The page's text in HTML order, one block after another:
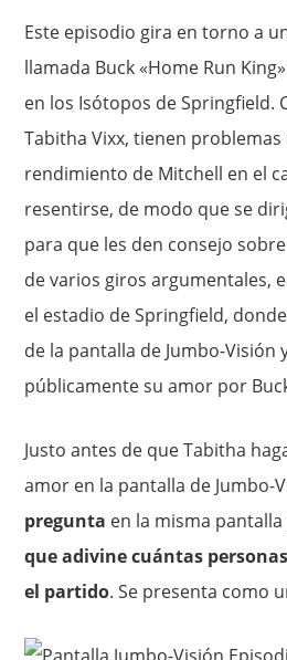
Este episodio gira en torno a
llamada Buck «Home Run
en los Isótopos de Springfield.
Tabitha Vixx, tienen
rendimiento de Mitchell en el
resentirse, de modo que se
para que les den consejo
de varios giros argumentales,
el estadio de Springfield,
de la pantalla de Jumbo-Visión
públicamente su amor por
Justo antes de que Tabitha
amor en la pantalla de Jumbo-
pregunta en la misma pantalla
que adivine cuántas
el partido. Se presenta como